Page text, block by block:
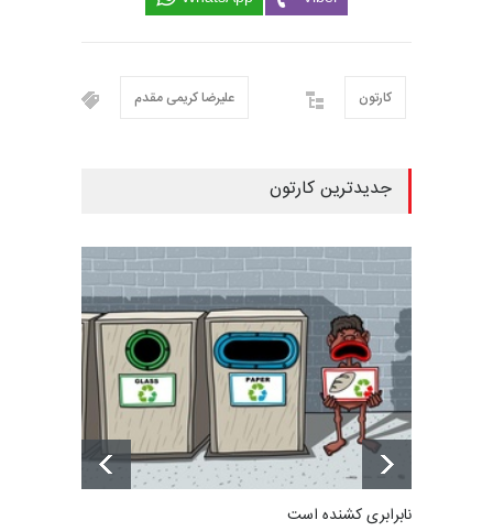
علیرضا کریمی مقدم کارتون
جدیدترین کارتون
نابرابری کشنده است